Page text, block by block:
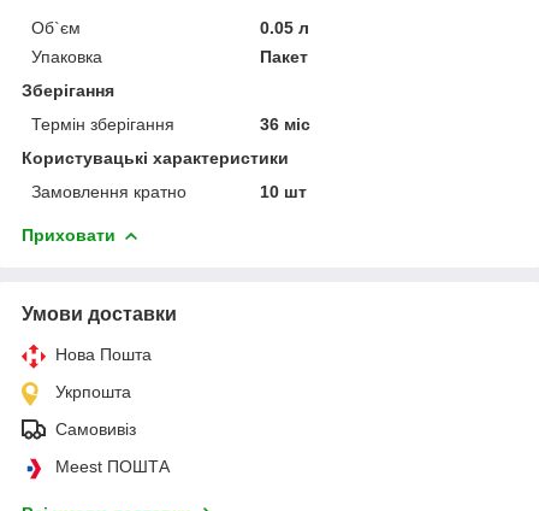
Об`єм
0.05 л
Упаковка
Пакет
Зберігання
Термін зберігання
36 міс
Користувацькі характеристики
Замовлення кратно
10 шт
Приховати
Умови доставки
Нова Пошта
Укрпошта
Самовивіз
Meest ПОШТА